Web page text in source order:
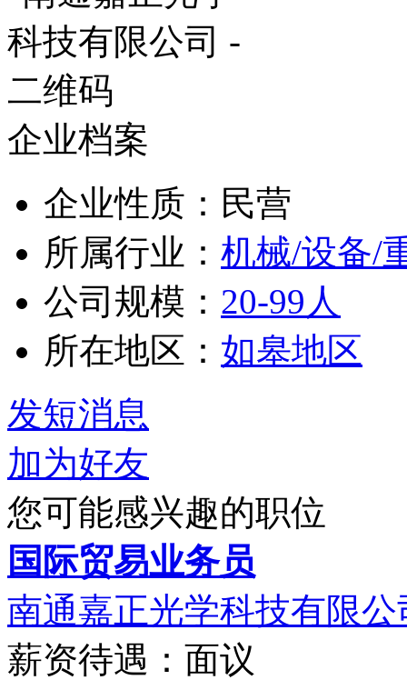
企业档案
企业性质：民营
所属行业： 机械/设备/
公司规模： 20-99人
所在地区： 如皋地区
发短消息
加为好友
您可能感兴趣的职位
国际贸易业务员
南通嘉正光学科技有限公
薪资待遇：面议